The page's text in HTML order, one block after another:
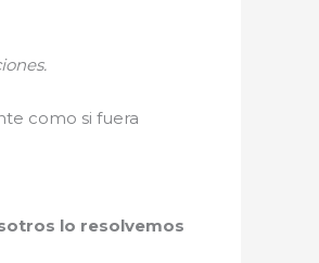
como si fuera
lo resolvemos